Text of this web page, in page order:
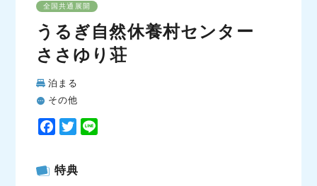
全国共通展開
うるぎ自然休養村センター
ささゆり荘
泊まる
その他
F
e
T
t
特典